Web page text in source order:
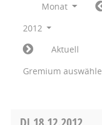
Monat
2012
Aktuell
Gremium